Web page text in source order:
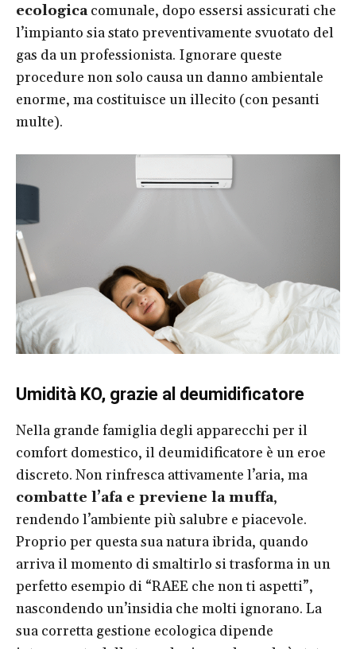
ecologicacomunale, dopo essersi assicurati che
l’impianto sia stato preventivamente svuotato del
gas da un professionista. Ignorare queste
procedure non solo causa un danno ambientale
enorme, ma costituisce un illecito (con pesanti
multe).
Umidità KO, grazie al deumidificatore
Nella grande famiglia degli apparecchi per il
comfort domestico, il deumidificatore è un eroe
discreto. Non rinfresca attivamente l’aria, ma
combatte l’afa e previene la muffa,
rendendo l’ambiente più salubre e piacevole.
Proprio per questa sua natura ibrida, quando
arriva il momento di smaltirlo si trasforma in un
perfetto esempio di “RAEE che non ti aspetti”,
nascondendo un’insidia che molti ignorano. La
sua corretta gestione ecologica dipende